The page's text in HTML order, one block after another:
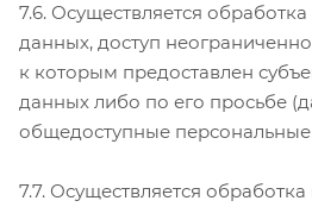
7.6. Осуществляется
данных, доступ
к которым предоставлен
данных либо по его просьбе
общедоступные
7.7. Осуществляется